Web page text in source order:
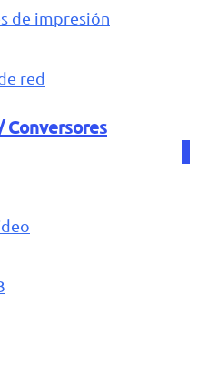
de impresión
red
Conversores